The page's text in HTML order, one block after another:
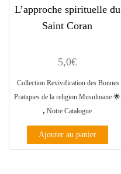
L’approche spirituelle du
Saint Coran
5,0€
Collection Revivification des Bonnes
Pratiques de la religion Musulmane ​🌟​
, Notre Catalogue
Ajouter au panier